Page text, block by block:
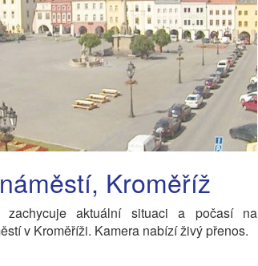
Kroměříž
zachycuje aktuální situaci a počasí na
v Kroměříži. Kamera nabízí živý přenos.